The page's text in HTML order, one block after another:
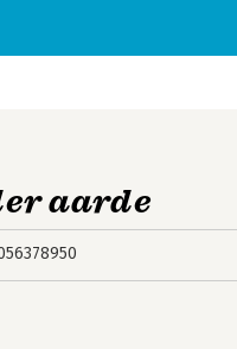
aarde
Personen